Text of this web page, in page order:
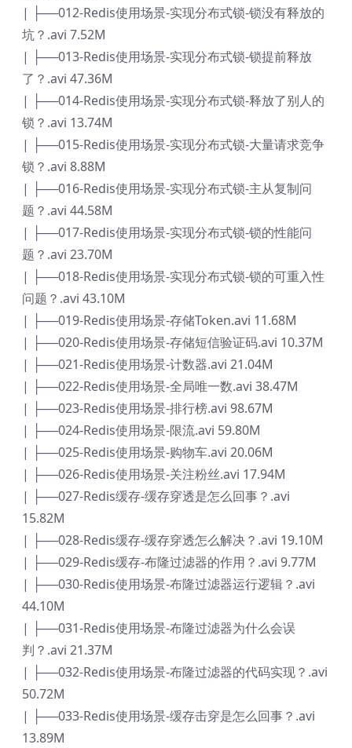
| ├──012-Redis使用场景-实现分布式锁-锁没有释放的
坑？.avi 7.52M
| ├──013-Redis使用场景-实现分布式锁-锁提前释放
了？.avi 47.36M
| ├──014-Redis使用场景-实现分布式锁-释放了别人的
锁？.avi 13.74M
| ├──015-Redis使用场景-实现分布式锁-大量请求竞争
锁？.avi 8.88M
| ├──016-Redis使用场景-实现分布式锁-主从复制问
题？.avi 44.58M
| ├──017-Redis使用场景-实现分布式锁-锁的性能问
题？.avi 23.70M
| ├──018-Redis使用场景-实现分布式锁-锁的可重入性
问题？.avi 43.10M
| ├──019-Redis使用场景-存储Token.avi 11.68M
| ├──020-Redis使用场景-存储短信验证码.avi 10.37M
| ├──021-Redis使用场景-计数器.avi 21.04M
| ├──022-Redis使用场景-全局唯一数.avi 38.47M
| ├──023-Redis使用场景-排行榜.avi 98.67M
| ├──024-Redis使用场景-限流.avi 59.80M
| ├──025-Redis使用场景-购物车.avi 20.06M
| ├──026-Redis使用场景-关注粉丝.avi 17.94M
| ├──027-Redis缓存-缓存穿透是怎么回事？.avi
15.82M
| ├──028-Redis缓存-缓存穿透怎么解决？.avi 19.10M
| ├──029-Redis缓存-布隆过滤器的作用？.avi 9.77M
| ├──030-Redis使用场景-布隆过滤器运行逻辑？.avi
44.10M
| ├──031-Redis使用场景-布隆过滤器为什么会误
判？.avi 21.37M
| ├──032-Redis使用场景-布隆过滤器的代码实现？.avi
50.72M
| ├──033-Redis使用场景-缓存击穿是怎么回事？.avi
13.89M